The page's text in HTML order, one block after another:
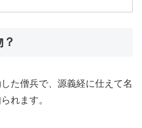
た僧兵で、源義経に仕えて名
れます。